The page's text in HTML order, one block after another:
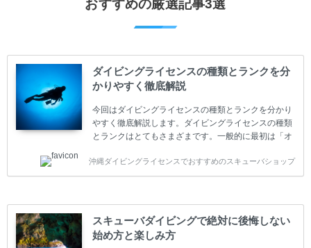
おすすめの厳選記事3選
ダイビングライセンスの種類とランクを分
かりやすく徹底解説
今回はダイビングライセンスの種類とランクを分かり
やすく徹底解説します。ダイビングライセンスの種類
とランクはとてもさまざまです。一般的に最初は「オ
す。 ダイビングのライセンスカードはダイビングの教
育機関もしくは指導団体が発行しています。教育機関
ダイバーの育成・指導や安全管理、環境保全などの活
動をしています。 ダイビングライセンスの種類はエン
トリーレベルのライセンスからプロレベルのライセン
スまでランク分けされています。各教育機関(指導団
沖縄ダイビングライセンスでおすすめのスキューバショップ
スキューバダイビングで絶対に後悔しない
始め方と楽しみ方